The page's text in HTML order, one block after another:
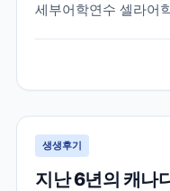
세부어학연수 셀라어
생생후기
지난 6년의 캐나